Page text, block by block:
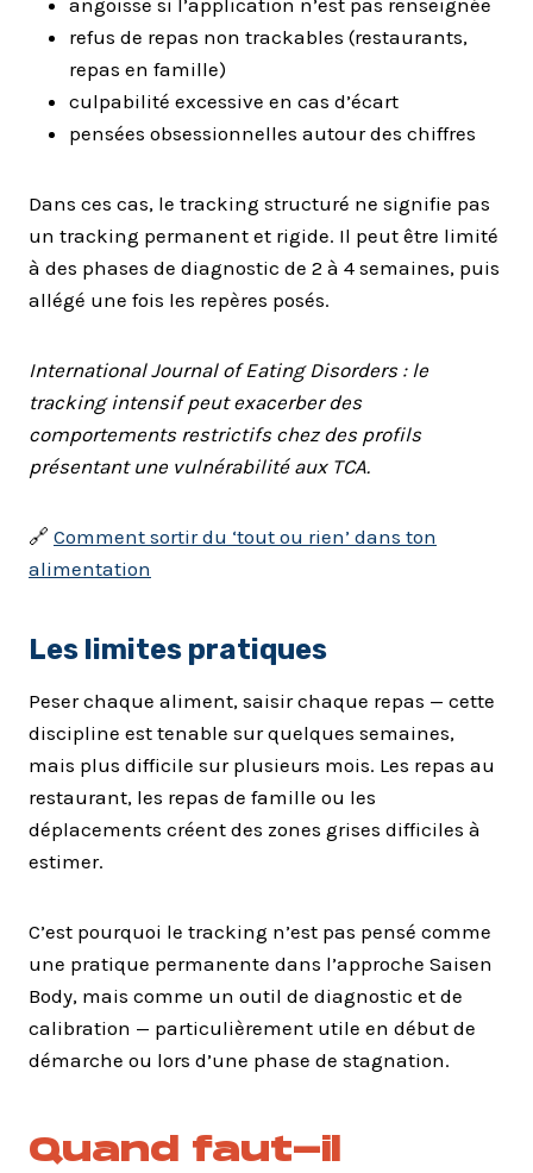
angoisse si l’application n’est pas renseignée
refus de repas non trackables (restaurants,
repas en famille)
culpabilité excessive en cas d’écart
pensées obsessionnelles autour des chiffres
Dans ces cas, le tracking structuré ne signifie pas
un tracking permanent et rigide. Il peut être limité
à des phases de diagnostic de 2 à 4 semaines, puis
allégé une fois les repères posés.
International Journal of Eating Disorders : le
tracking intensif peut exacerber des
comportements restrictifs chez des profils
présentant une vulnérabilité aux TCA.
🔗 Comment sortir du ‘tout ou rien’ dans ton
alimentation
Les limites pratiques
Peser chaque aliment, saisir chaque repas — cette
discipline est tenable sur quelques semaines,
mais plus difficile sur plusieurs mois. Les repas au
restaurant, les repas de famille ou les
déplacements créent des zones grises difficiles à
estimer.
C’est pourquoi le tracking n’est pas pensé comme
une pratique permanente dans l’approche Saisen
Body, mais comme un outil de diagnostic et de
calibration — particulièrement utile en début de
démarche ou lors d’une phase de stagnation.
Quand faut-il